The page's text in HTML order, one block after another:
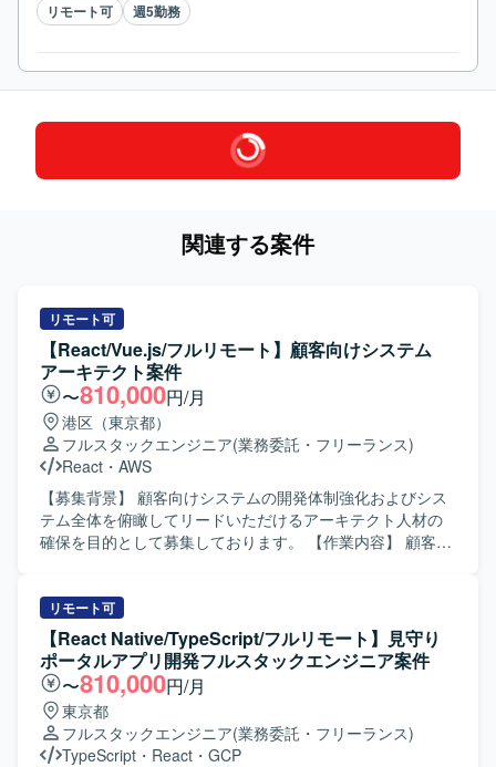
リモート可 週5勤務
関連する案件
リモート可
【React/Vue.js/フルリモート】顧客向けシステム
アーキテクト案件
〜810,000円/月
港区（東京都）
フルスタックエンジニア(業務委託・フリーランス)
React ・ AWS
【募集背景】 顧客向けシステムの開発体制強化およびシス
テム全体を俯瞰してリードいただけるアーキテクト人材の
確保を目的として募集しております。 【作業内容】 顧客向
インフラ構築、運用フェーズの改善まで一気通貫で担当い
ただきます。 フロントエンドからインフラまでシステム全
体を俯瞰し、技術選定の判断や技術的負債の解消、顧客へ
の技術提案などを主導していただきます。 【求める人物
像】 システム全体を俯瞰しながら、フロントエンドからバ
ックエンド、インフラまで一貫して主体的に関わることが
できる方を求めております。 顧客とのコミュニケーション
を通じて技術提案を行い、技術的負債の解消や継続的な改
リモート可
【React Native/TypeScript/フルリモート】見守り
ポータルアプリ開発フルスタックエンジニア案件
〜810,000円/月
東京都
フルスタックエンジニア(業務委託・フリーランス)
TypeScript ・ React ・ GCP